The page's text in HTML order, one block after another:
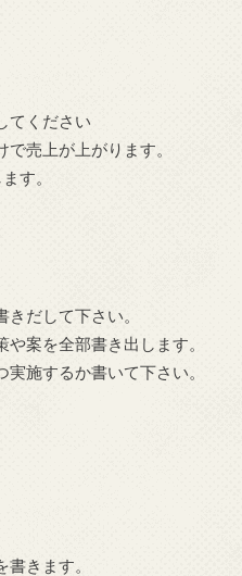
てください
売上が上がります。
す。
だして下さい。
案を全部書き出します。
施するか書いて下さい。
きます。